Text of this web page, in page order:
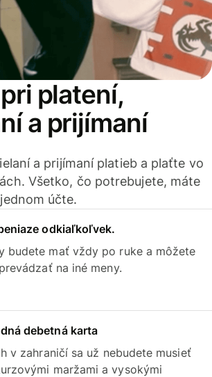
platení,
a prijímaní
a prijímaní platieb a plaťte vo
Všetko, čo potrebujete, máte
účte.
odkiaľkoľvek.
budete mať vždy po ruke a môžete
na iné meny.
debetná karta
v zahraničí sa už nebudete musieť
maržami a vysokými